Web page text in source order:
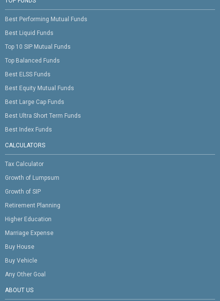
Best Performing Mutual Funds
Best Liquid Funds
Top 10 SIP Mutual Funds
Top Balanced Funds
Best ELSS Funds
Best Equity Mutual Funds
Best Large Cap Funds
Best Ultra Short Term Funds
Best Index Funds
CALCULATORS
Tax Calculator
Growth of Lumpsum
Growth of SIP
Retirement Planning
Higher Education
Marriage Expense
Buy House
Buy Vehicle
Any Other Goal
ABOUT US